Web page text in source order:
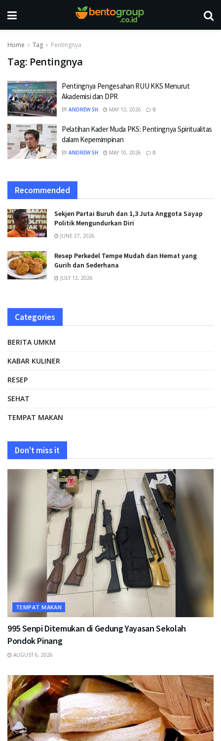
Home Tag Pentingnya
Tag: Pentingnya
Pentingnya Pengesahan RUU KKS Menurut
Akademisi dan DPR
BY ANDREW SH MAY 12, 2026 0
Pelatihan Kader Muda PKS: Pentingnya Spiritualitas
dalam Kepemimpinan
BY ANDREW SH MAY 10, 2026 0
Recommended
Sekjen Partai Buruh dan 1,3 Juta Anggota Sayap
Politik Mengundurkan Diri
JUNE 27, 2026
Resep Perkedel Tempe Mudah dan Hemat yang
Gurih dan Sederhana
JULY 12, 2026
Categories
BERITA UMKM
KABAR KULINER
RESEP
SEHAT
TEMPAT MAKAN
Don't miss it
TEMPAT MAKAN
995 Senpi Ditemukan di Gedung Yayasan Sekolah
Pondok Pinang
AUGUST 6, 2026